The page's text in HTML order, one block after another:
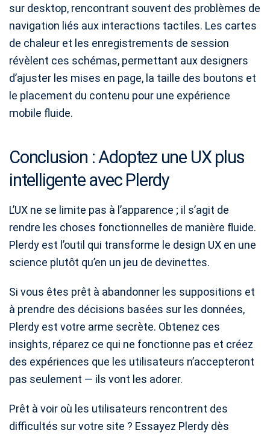
sur desktop, rencontrant souvent des problèmes de
navigation liés aux interactions tactiles. Les cartes
de chaleur et les enregistrements de session
révèlent ces schémas, permettant aux designers
d’ajuster les mises en page, la taille des boutons et
le placement du contenu pour une expérience
mobile fluide.
Conclusion : Adoptez une UX plus
intelligente avec Plerdy
L’UX ne se limite pas à l’apparence ; il s’agit de
rendre les choses fonctionnelles de manière fluide.
Plerdy est l’outil qui transforme le design UX en une
science plutôt qu’en un jeu de devinettes.
Si vous êtes prêt à abandonner les suppositions et
à prendre des décisions basées sur les données,
Plerdy est votre arme secrète. Obtenez ces
insights, réparez ce qui ne fonctionne pas et créez
des expériences que les utilisateurs n’accepteront
pas seulement — ils vont les adorer.
Prêt à voir où les utilisateurs rencontrent des
difficultés sur votre site ? Essayez Plerdy dès